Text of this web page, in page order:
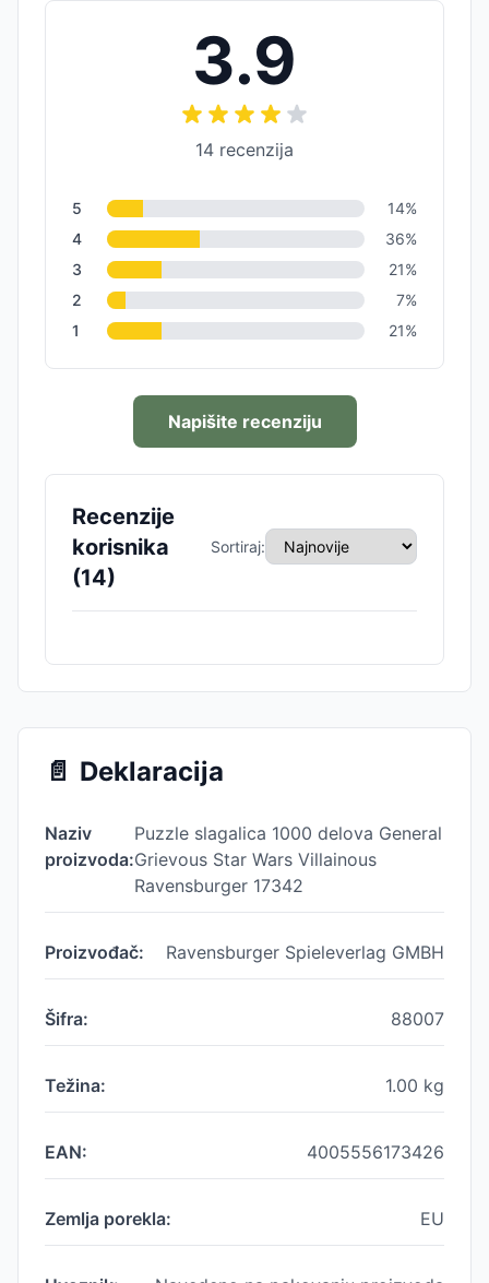
3.9
14 recenzija
5 14%
4
36%
3
21%
2
7%
1
21%
Napišite recenziju
Recenzije
korisnika
(14)
Sortiraj:
📄 Deklaracija
Naziv
proizvoda:
Puzzle slagalica 1000 delova General
Grievous Star Wars Villainous
Ravensburger 17342
Proizvođač: Ravensburger Spieleverlag GMBH
Šifra: 88007
Težina: 1.00 kg
EAN: 4005556173426
Zemlja porekla: EU